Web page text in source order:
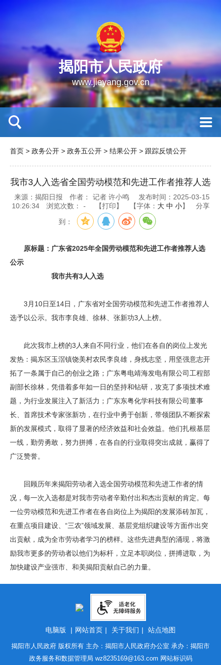
揭阳市人民政府
www.jieyang.gov.cn
首页 > 政务公开 > 政务五公开 > 结果公开 > 跟踪反馈公开
我市3人入选省全国劳动模范和先进工作者推荐人选
来源：揭阳日报 作者： 记者 许小鸣
发布时间：2025-03-15
10:26:34
浏览次数： - 【打印】 【字体： 大 中 小】 分享
到：
原标题：广东省2025年全国劳动模范和先进工作者推荐人选
公示
我市共有3人入选
3月10日至14日，广东省对全国劳动模范和先进工作者推荐人
选予以公示。我市李良雄、徐林、张新功3人上榜。
此次我市上榜的3人来自不同行业，他们在各自的岗位上发光
发热：揭东区玉滘镇饶美村农民李良雄，身残志坚，用坚强意志开
拓了一条属于自己的创业之路；广东粤电靖海发电有限公司工程部
副部长徐林，凭借着多年如一日的坚持和钻研，攻克了多项技术难
题，为行业发展注入了新活力；广东东粤化学科技有限公司董事
长、首席技术专家张新功，在行业中勇于创新，带领团队不断探索
新的发展模式，取得了显著的经济效益和社会效益。他们扎根基层
一线，勤劳勇敢，努力拼搏，在各自的行业取得突出成就，赢得了
广泛赞誉。
回顾历年来揭阳劳动者入选全国劳动模范和先进工作者的情
况，每一次入选都是对我市劳动者辛勤付出和杰出贡献的肯定。每
一位劳动模范和先进工作者在各自岗位上为揭阳的发展添砖加瓦，
在重点项目建设、“三农”领域发展、基层党组织建设等方面作出突
出贡献，成为全市劳动者学习的榜样。这些先进典型的涌现，将激
励我市更多的劳动者以他们为标杆，立足本职岗位，拼搏进取，为
加快建设产业强市、和美揭阳贡献自己的力量。
电脑版 | 网站首页 | 关于我们 | 站点地图
揭阳市人民政府 版权所有 主办：揭阳市人民政府办公室 承办：揭阳市
政务服务和数据管理局 wz8235169@163.com 网站标识码